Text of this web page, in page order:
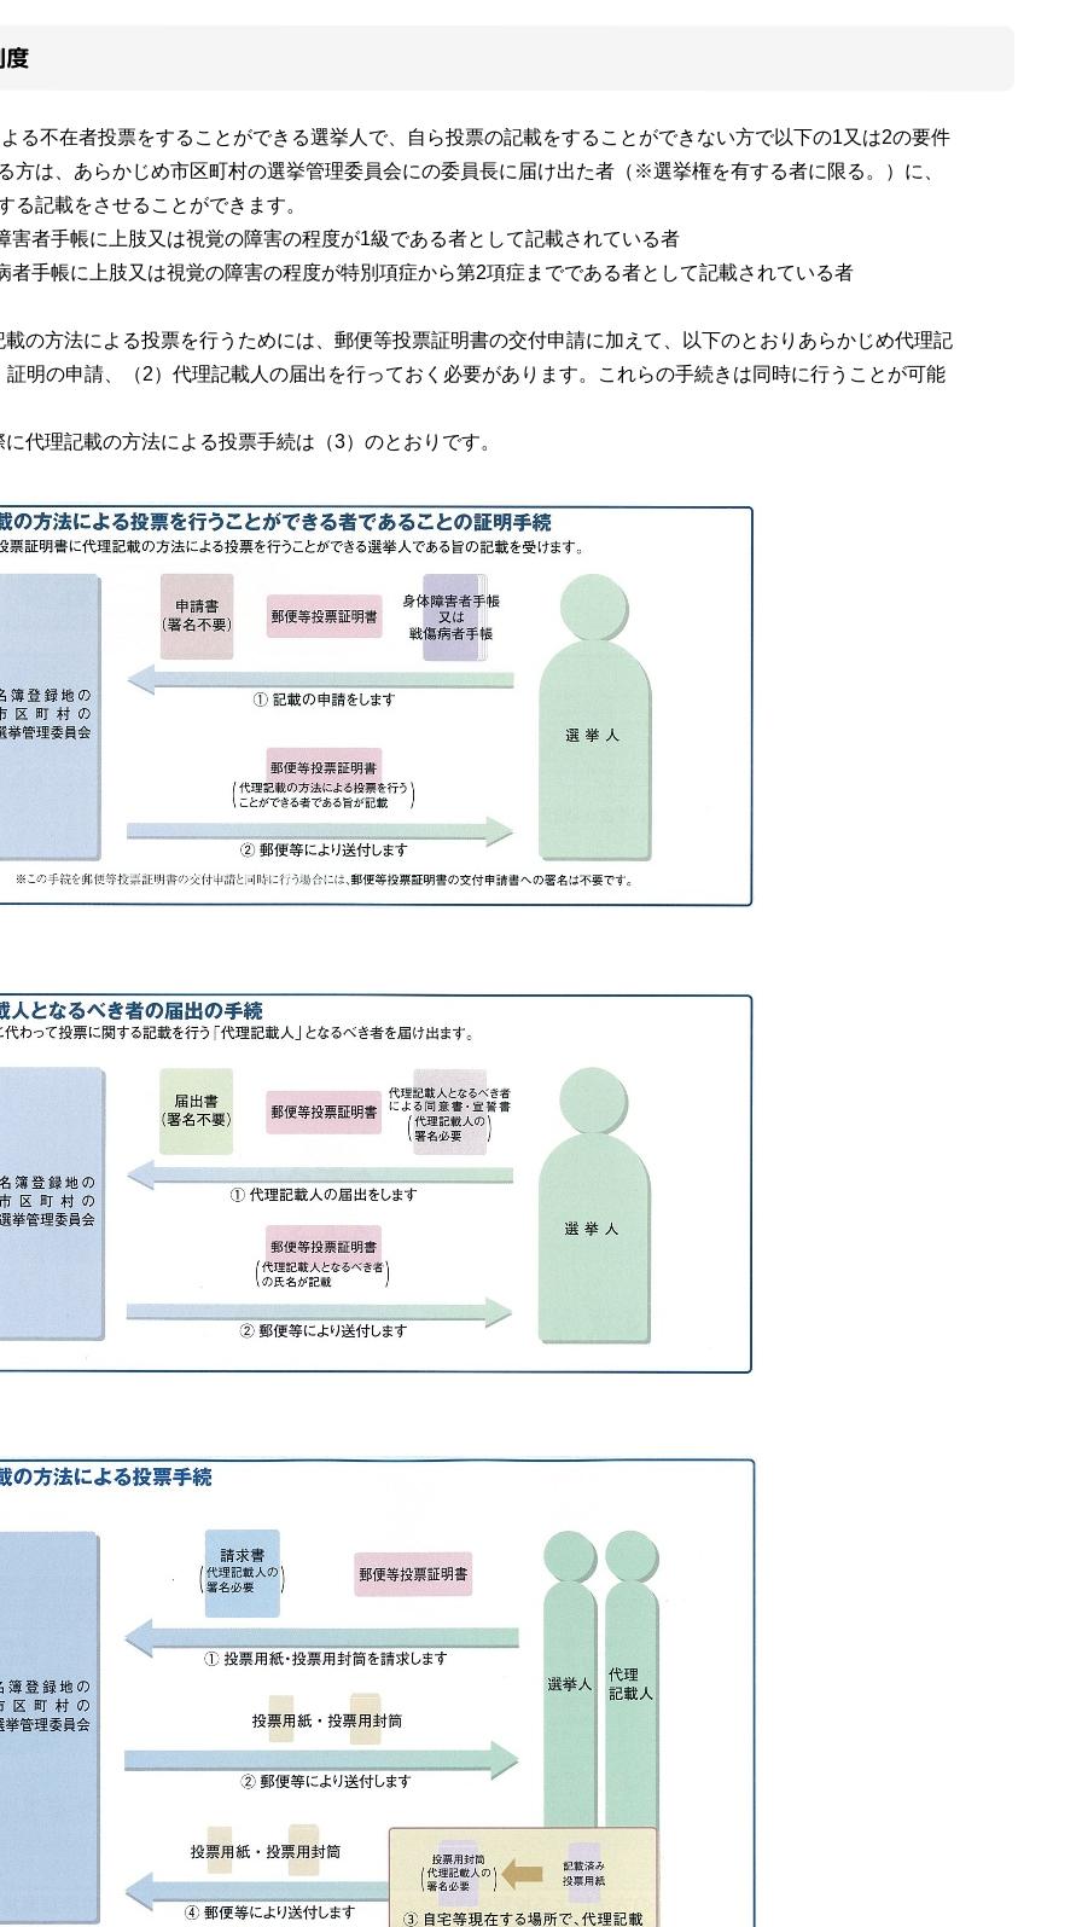
度
る不在者投票をすることができる選挙人で、自ら投票の記載をすることができない方で以下の1又は2の要件
方は、あらかじめ市区町村の選挙管理委員会にの委員長に届け出た者（※選挙権を有する者に限る。）に、
る記載をさせることができます。
者手帳に上肢又は視覚の障害の程度が1級である者として記載されている者
手帳に上肢又は視覚の障害の程度が特別項症から第2項症までである者として記載されている者
の方法による投票を行うためには、郵便等投票証明書の交付申請に加えて、以下のとおりあらかじめ代理記
証明の申請、（2）代理記載人の届出を行っておく必要があります。これらの手続きは同時に行うことが可能
代理記載の方法による投票手続は（3）のとおりです。